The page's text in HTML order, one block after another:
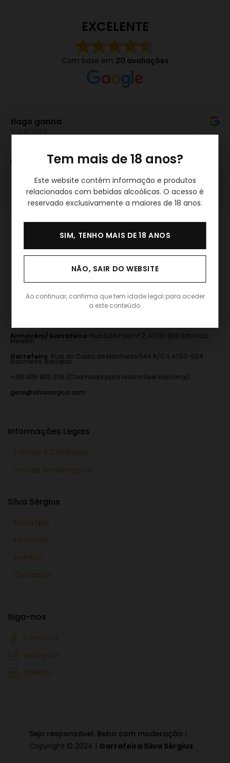
EXCELENTE
Com base em 20 avaliações
tiago ganna
Este usuário deixou apenas uma avaliação.
Armazém/ Garrafeira Rua São Paio n° 2, 4700-836 São Paio
Merelim
Garrafeira: Rua do Couto de Manhente 544 R/C 1, 4750-554
Manhente, Barcelos
+351 936 925 206 (Chamada para rede móvel nacional)
geral@silvasergius.com
Informações Legais
Termos e Condições
Livro de Reclamações
Silva Sérgius
Sobre Nós
Inforvinho
Eventos
Contactos
Siga-nos
Facebook
Instagram
Linkedin
Seja responsável. Beba com moderação |
Copyright © 2024 | Garrafeira Silva Sérgius
Tem mais de 18 anos?
Este website contém informação e produtos
relacionados com bebidas alcoólicas. O acesso é
reservado exclusivamente a maiores de 18 anos.
SIM, TENHO MAIS DE 18 ANOS
NÃO, SAIR DO WEBSITE
Ao continuar, confirma que tem idade legal para aceder
a este conteúdo.